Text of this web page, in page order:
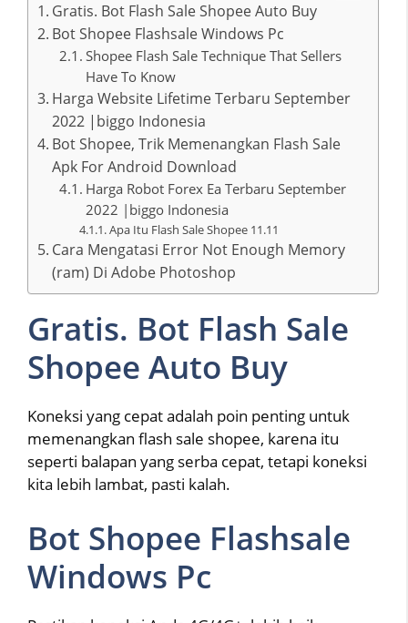
Gratis. Bot Flash Sale Shopee Auto Buy
Bot Shopee Flashsale Windows Pc
Shopee Flash Sale Technique That Sellers
Have To Know
Harga Website Lifetime Terbaru September
2022 |biggo Indonesia
Bot Shopee, Trik Memenangkan Flash Sale
Apk For Android Download
Harga Robot Forex Ea Terbaru September
2022 |biggo Indonesia
Apa Itu Flash Sale Shopee 11.11
Cara Mengatasi Error Not Enough Memory
(ram) Di Adobe Photoshop
Gratis. Bot Flash Sale
Shopee Auto Buy
Koneksi yang cepat adalah poin penting untuk
memenangkan flash sale shopee, karena itu
seperti balapan yang serba cepat, tetapi koneksi
kita lebih lambat, pasti kalah.
Bot Shopee Flashsale
Windows Pc